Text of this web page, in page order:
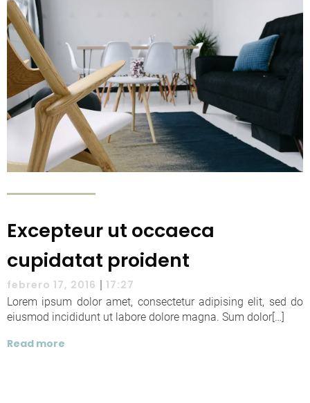
Excepteur ut occaeca
cupidatat proident
febrero 17, 2016 | 17:27
Lorem ipsum dolor amet, consectetur adipising elit, sed do
eiusmod incididunt ut labore dolore magna. Sum dolor[…]
Read more